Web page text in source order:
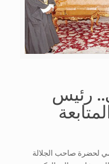
رئيس
لحضرة صاحب الجلالة